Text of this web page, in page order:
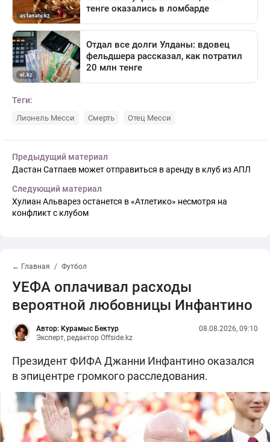
Теги:
Лионель Месси Смерть Отец Месси
Предыдущий материал
Дастан Сатпаев может отправиться в аренду в клуб из АПЛ
Следующий материал
Хулиан Альварез останется в «Атлетико» несмотря на
конфликт с клубом
← Главная Футбол
УЕФА оплачивал расходы
вероятной любовницы Инфантино
Автор: Курамыс Бектур
Эксперт, редактор Offside.kz
08.08.2026, 09:10
Президент ФИФА Джанни Инфантино оказался
в эпицентре громкого расследования.